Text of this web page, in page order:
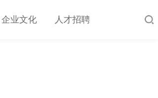
企业文化 人才招聘